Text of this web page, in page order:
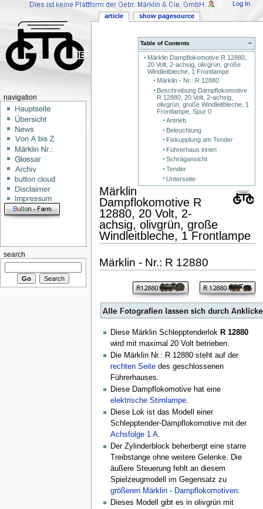
−
Table of Contents
Märklin Dampflokomotive R 12880,
20 Volt, 2-achsig, olivgrün, große
Windleitbleche, 1 Frontlampe
Märklin - Nr.: R 12880
Beschreibung Dampflokomotive
R 12880, 20 Volt, 2-achsig,
olivgrün, große Windleitbleche, 1
Frontlampe, Spur 0
Antrieb
Beleuchtung
Fixkupplung am Tender
Führerhaus innen
Schrägansicht
Tender
Unterseite
Märklin
Dampflokomotive R
12880, 20 Volt, 2-
achsig, olivgrün, große
Windleitbleche, 1 Frontlampe
Märklin - Nr.: R 12880
Diese Märklin Schlepptenderlok R 12880
wird mit maximal 20 Volt betrieben.
Die Märklin Nr.: R 12880 steht auf der
rechten Seitedes geschlossenen
Führerhauses.
Diese Dampflokomotive hat eine
elektrische Stirnlampe.
Diese Lok ist das Modell einer
Schlepptender-Dampflokomotive mit der
Achsfolge 1 A.
Der Zylinderblock beherbergt eine starre
Treibstange ohne weitere Gelenke. Die
äußere Steuerung fehlt an diesem
Spielzeugmodell im Gegensatz zu
größeren Märklin - Dampflokomotiven.
Dieses Modell gibt es in olivgrün mit
article show pagesource
Log In
navigation
search